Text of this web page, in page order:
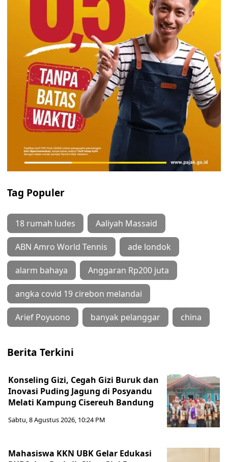
Tag Populer
18 rumah ludes Aaliyah Massaid
ABN Amro World Tennis ade londok
alarm bahaya Anggaran Rp200 juta
angka covid 19 cirebon melandai
Arief Poyuono banyak pelanggar china
Berita Terkini
Konseling Gizi, Cegah Gizi Buruk dan
Inovasi Puding Jagung di Posyandu
Melati Kampung Cisereuh Bandung
Sabtu, 8 Agustus 2026, 10:24 PM
Mahasiswa KKN UBK Gelar Edukasi